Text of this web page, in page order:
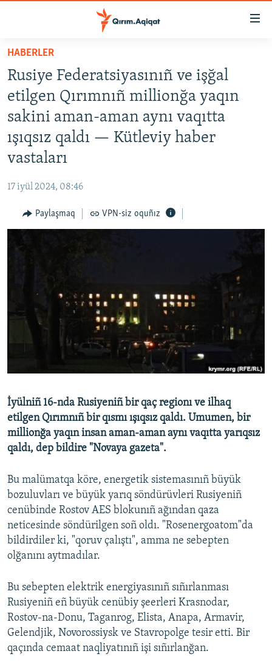
Esas
qaytmaq
Baş
navigatsiyağa
qaytmaq
Qıdıruvğa
qaytmaq
SİYASET
İQTİSADİYAT
MEDENİYET
VİDEO
SÜRET
BLOGLAR
Русский
Українською
RFE/RS bütün saytları
HABERLER
Rusiye Federatsiyasınıñ ve işğal
etilgen Qırımnıñ millionğa yaqın
sakini aman-aman aynı vaqıtta
ışıqsız qaldı — Kütleviy haber
vastaları
17 iyül 2024, 08:46
Paylaşmaq VPN-siz oquñız
İyülniñ 16-nda Rusiyeniñ bir qaç regionı ve ilhaq
etilgen Qırımnıñ bir qısmı ışıqsız qaldı. Umumen, bir
millionğa yaqın insan aman-aman aynı vaqıtta yarıqsız
qaldı, dep bildire "Novaya gazeta".
Bu malümatqa köre, energetik sistemasınıñ büyük
bozuluvları ve büyük yarıq söndürüvleri Rusiyeniñ
cenübinde Rostov AES blokunıñ ağından qaza
neticesinde söndürilgen soñ oldı. "Rosenergoatom"da
bildirdiler ki, "qoruv çalıştı", amma ne sebepten
olğanını aytmadılar.
Bu sebepten elektrik energiyasınıñ sıñırlanması
Rusiyeniñ eñ büyük cenübiy şeerleri Krasnodar,
Rostov-na-Donu, Taganrog, Elista, Anapa, Armavir,
Gelendjik, Novorossiysk ve Stavropolge tesir etti. Bir
qaçında cemaat naqliyatınıñ işi sıñırlanğan.